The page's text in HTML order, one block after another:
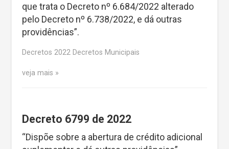
que trata o Decreto nº 6.684/2022 alterado
pelo Decreto nº 6.738/2022, e dá outras
providências”.
Decretos 2022 Decretos Municipais
veja mais
Decreto 6799 de 2022
“Dispõe sobre a abertura de crédito adicional